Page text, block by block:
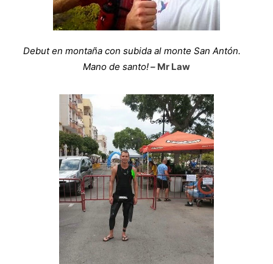
Debut en montaña con subida al monte San Antón.
Mano de santo!– Mr Law